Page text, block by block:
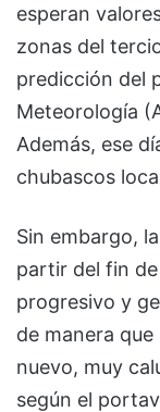
esperan
zonas del
predicción del
Meteorología
Además, ese
chubascos
Sin embargo,
partir del fin
progresivo y
de manera
nuevo, muy
según el